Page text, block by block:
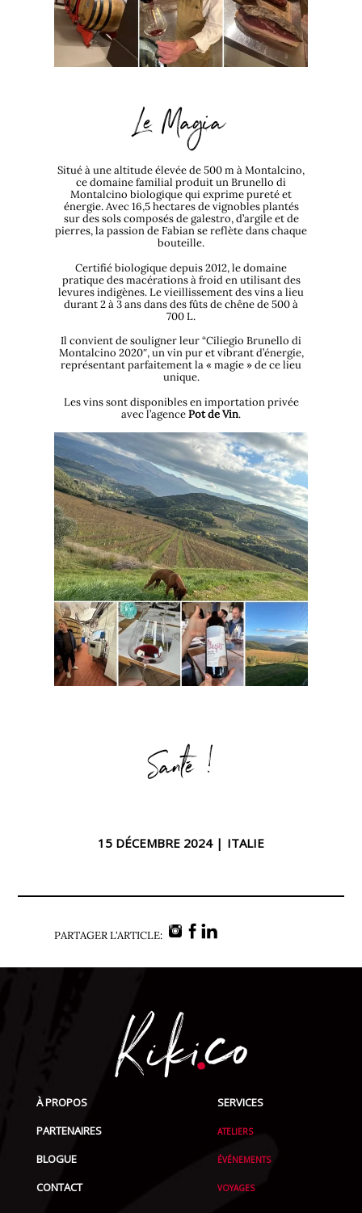
Le Magia
Situé à une altitude élevée de 500 m à Montalcino,
ce domaine familial produit un Brunello di
Montalcino biologique qui exprime pureté et
énergie. Avec 16,5 hectares de vignobles plantés
sur des sols composés de galestro, d’argile et de
pierres, la passion de Fabian se reflète dans chaque
bouteille.
Certifié biologique depuis 2012, le domaine
pratique des macérations à froid en utilisant des
levures indigènes. Le vieillissement des vins a lieu
durant 2 à 3 ans dans des fûts de chêne de 500 à
700 L.
Il convient de souligner leur “Ciliegio Brunello di
Montalcino 2020″, un vin pur et vibrant d’énergie,
représentant parfaitement la « magie » de ce lieu
unique.
Les vins sont disponibles en importation privée
avec l’agence Pot de Vin.
Santé !
15 DÉCEMBRE 2024 | ITALIE
PARTAGER L'ARTICLE:
À PROPOS SERVICES
ATELIERS
ÉVÉNEMENTS
VOYAGES
PARTENAIRES
BLOGUE
CONTACT